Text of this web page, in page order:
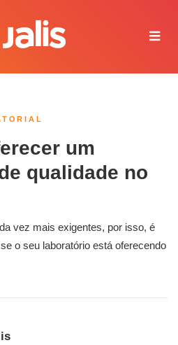
um
qualidade no
vez mais exigentes, por isso, é
o seu laboratório está oferecendo